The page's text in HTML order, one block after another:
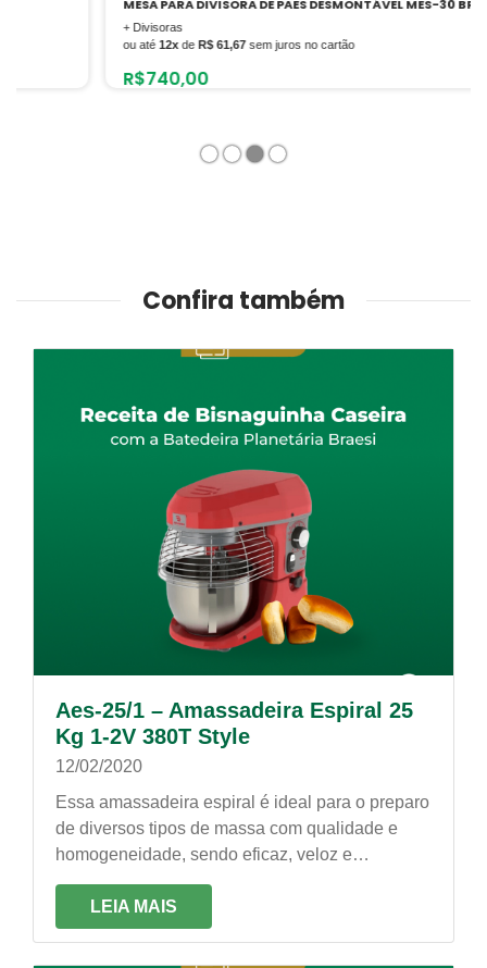
MESA PARA DIVISORA DE PÃES DESMONTÁVEL MES-30 BRAESI
deR$ 61,67sem juros no cartão
740,00
1 2 3 4
Confira também
Aes-25/1 – Amassadeira Espiral 25
Kg 1-2V 380T Style
12/02/2020
Essa amassadeira espiral é ideal para o preparo
de diversos tipos de massa com qualidade e
homogeneidade, sendo eficaz, veloz e
econômica. É própria para trabalhos constantes!
LEIA MAIS